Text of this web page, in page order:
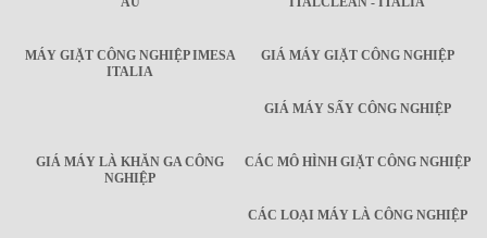
MÁY GIẶT CÔNG NGHIỆP IMESA
ITALIA
GIÁ MÁY GIẶT CÔNG NGHIỆP
GIÁ MÁY SẤY CÔNG NGHIỆP
GIÁ MÁY LÀ KHĂN GA CÔNG
NGHIỆP
CÁC MÔ HÌNH GIẶT CÔNG NGHIỆP
CÁC LOẠI MÁY LÀ CÔNG NGHIỆP